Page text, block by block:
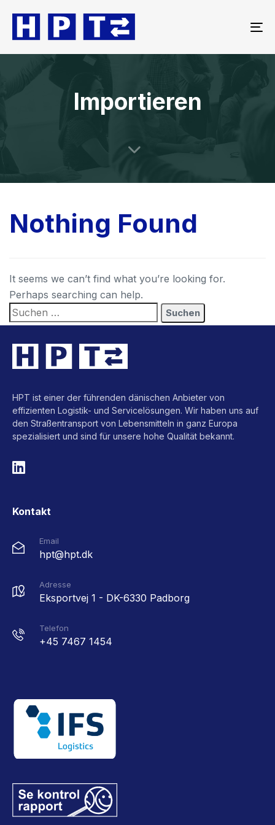
Importieren
Nothing Found
It seems we can’t find what you’re looking for.
Perhaps searching can help.
HPT ist einer der führenden dänischen Anbieter von
effizienten Logistik- und Servicelösungen. Wir haben uns auf
den Straßentransport von Lebensmitteln in ganz Europa
spezialisiert und sind für unsere hohe Qualität bekannt.
Kontakt
Email
hpt@hpt.dk
Adresse
Eksportvej 1 - DK-6330 Padborg
Telefon
+45 7467 1454